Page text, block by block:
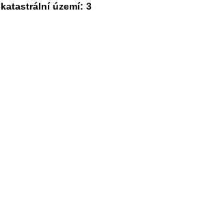
katastrální území: 3